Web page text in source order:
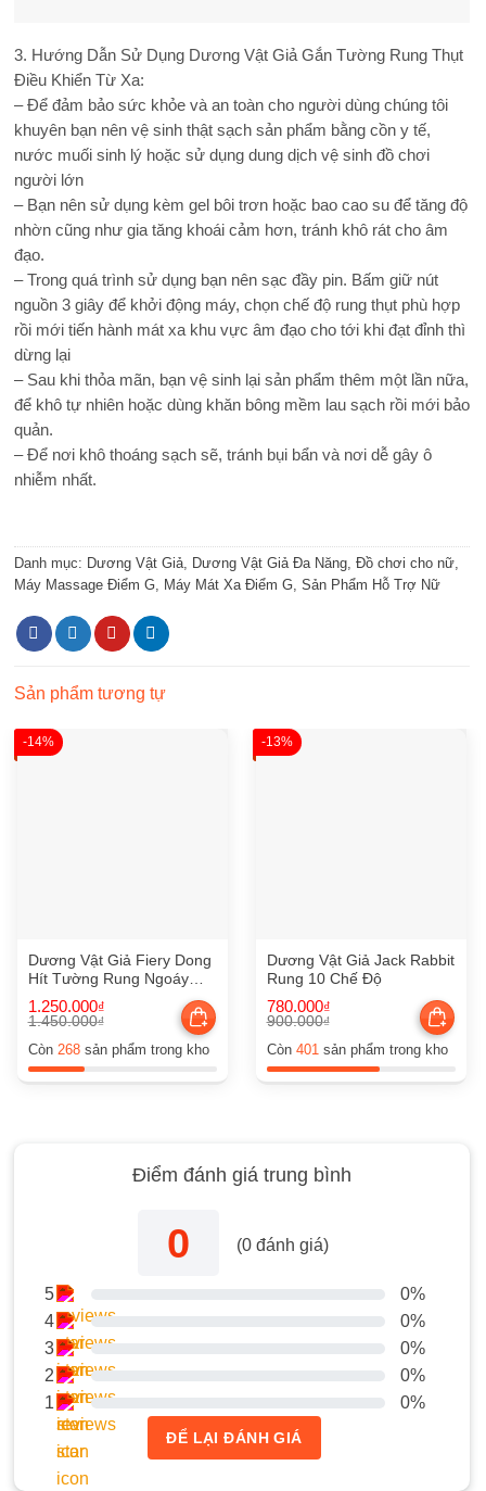
3. Hướng Dẫn Sử Dụng Dương Vật Giả Gắn Tường Rung Thụt
Điều Khiển Từ Xa:
– Để đảm bảo sức khỏe và an toàn cho người dùng chúng tôi
khuyên bạn nên vệ sinh thật sạch sản phẩm bằng cồn y tế,
nước muối sinh lý hoặc sử dụng dung dịch vệ sinh đồ chơi
người lớn
– Bạn nên sử dụng kèm gel bôi trơn hoặc bao cao su để tăng độ
nhờn cũng như gia tăng khoái cảm hơn, tránh khô rát cho âm
đạo.
– Trong quá trình sử dụng bạn nên sạc đầy pin. Bấm giữ nút
nguồn 3 giây để khởi động máy, chọn chế độ rung thụt phù hợp
rồi mới tiến hành mát xa khu vực âm đạo cho tới khi đạt đỉnh thì
dừng lại
– Sau khi thỏa mãn, bạn vệ sinh lại sản phẩm thêm một lần nữa,
để khô tự nhiên hoặc dùng khăn bông mềm lau sạch rồi mới bảo
quản.
– Để nơi khô thoáng sạch sẽ, tránh bụi bẩn và nơi dễ gây ô
nhiễm nhất.
Danh mục: Dương Vật Giả Dương Vật Giả Đa Năng Đồ chơi cho nữ
Máy Massage Điểm G
Máy Mát Xa Điểm G Sản Phẩm Hỗ Trợ Nữ
Sản phẩm tương tự
-14%
Dương Vật Giả Fiery Dong
Hít Tường Rung Ngoáy
Phát Nhiệt
1.450.000₫
gốc
1.450.000₫.
1.250.000₫
hiện
là:
Còn 268sản phẩm trong kho
-13%
Dương Vật Giả Jack Rabbit
Rung 10 Chế Độ
900.000₫
gốc
900.000₫.
780.000₫
hiện
là:
Còn 401 sản phẩm trong kho
Điểm đánh giá trung bình
0 (0đánh giá)
5
0%
4
0%
3
0%
2
0%
1
0%
ĐỂ LẠI ĐÁNH GIÁ